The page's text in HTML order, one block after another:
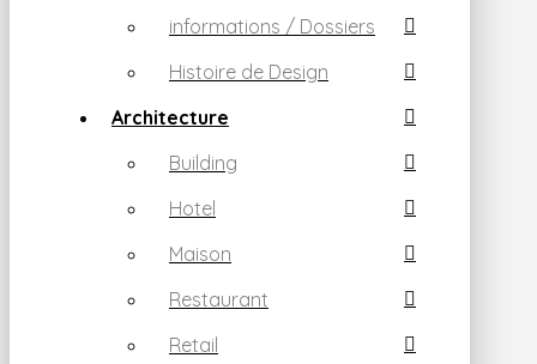
informations / Dossiers
Histoire de Design
Architecture
Building
Hotel
Maison
Restaurant
Retail